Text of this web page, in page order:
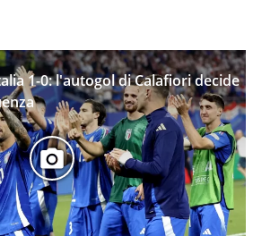
1-0: l'autogol di Calafiori decide